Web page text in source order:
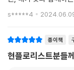
의 정석과 같은 느낌
s*****4
종이책
현플로리스트분들